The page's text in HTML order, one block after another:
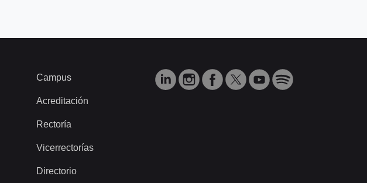
Campus
Acreditación
Rectoría
Vicerrectorías
Directorio